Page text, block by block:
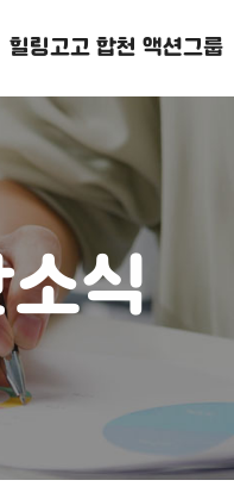
힐링고고합천 액션그룹
식